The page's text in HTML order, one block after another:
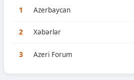
1 Azerbaycan
2 Xəbərlər
3 Azeri Forum